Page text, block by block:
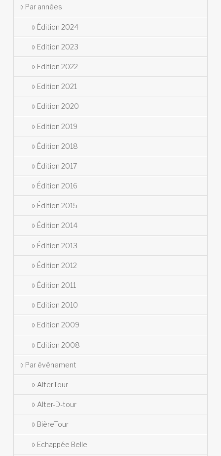
Par années
Édition 2024
Edition 2023
Edition 2022
Edition 2021
Edition 2020
Edition 2019
Édition 2018
Édition 2017
Édition 2016
Édition 2015
Édition 2014
Édition 2013
Édition 2012
Édition 2011
Edition 2010
Edition 2009
Edition 2008
Par événement
AlterTour
Alter-D-tour
BièreTour
Echappée Belle